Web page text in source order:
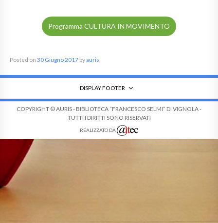
Programma CULTURA IN MOVIMENTO
Posted on 30 Giugno 2017 byauris
DISPLAY FOOTER
COPYRIGHT © AURIS - BIBLIOTECA “FRANCESCO SELMI” DI VIGNOLA -
TUTTI I DIRITTI SONO RISERVATI
REALIZZATO DA